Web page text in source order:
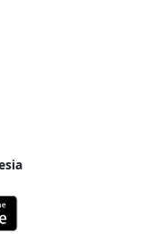
3.906 km. Adapun biaya
Tanjung Selor seharga Rp
adalah sarana informasi
Anda. Kendati